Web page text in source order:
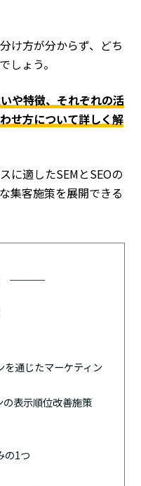
け方が分からず、どち
しょう。
や特徴、それぞれの活
せ方について詳しく解
に適したSEMとSEOの
集客施策を展開できる
を通じたマーケティン
の表示順位改善施策
の1つ